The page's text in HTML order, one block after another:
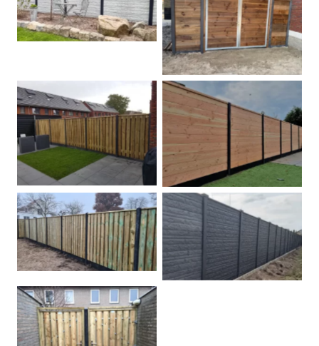
Betonschutting
Dubbele poort
Betonpalen schutting Douglas
Hout beton schuttingen Rots motief antraciet
Tuindeur grenen